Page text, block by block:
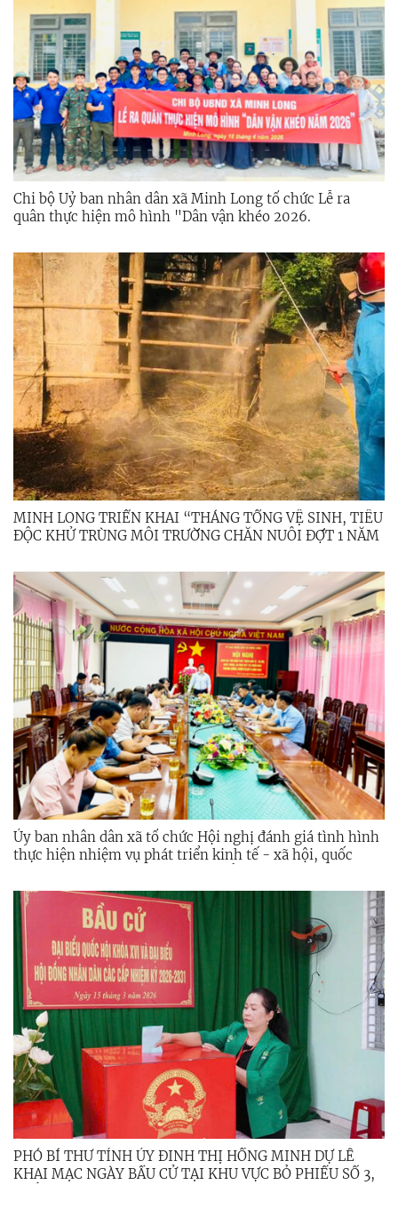
Chi bộ Uỷ ban nhân dân xã Minh Long tổ chức Lễ ra
quân thực hiện mô hình "Dân vận khéo 2026.
MINH LONG TRIỂN KHAI “THÁNG TỔNG VỆ SINH, TIÊU
ĐỘC KHỬ TRÙNG MÔI TRƯỜNG CHĂN NUÔI ĐỢT 1 NĂM
Ủy ban nhân dân xã tổ chức Hội nghị đánh giá tình hình
thực hiện nhiệm vụ phát triển kinh tế - xã hội, quốc
pháp trọng tâm trong quý II năm 2026.
PHÓ BÍ THƯ TỈNH ỦY ĐINH THỊ HỒNG MINH DỰ LỄ
KHAI MẠC NGÀY BẦU CỬ TẠI KHU VỰC BỎ PHIẾU SỐ 3,